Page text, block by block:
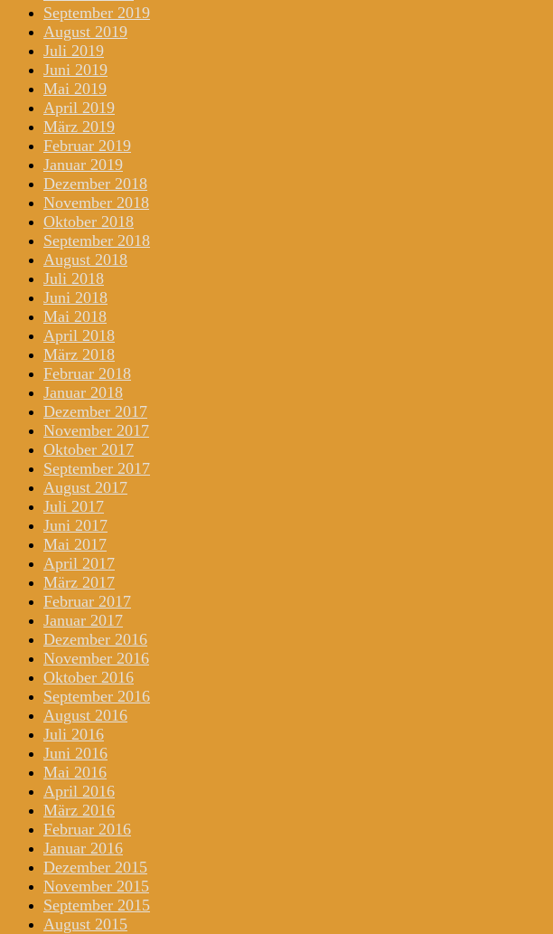
September 2019
August 2019
Juli 2019
Juni 2019
Mai 2019
April 2019
März 2019
Februar 2019
Januar 2019
Dezember 2018
November 2018
Oktober 2018
September 2018
August 2018
Juli 2018
Juni 2018
Mai 2018
April 2018
März 2018
Februar 2018
Januar 2018
Dezember 2017
November 2017
Oktober 2017
September 2017
August 2017
Juli 2017
Juni 2017
Mai 2017
April 2017
März 2017
Februar 2017
Januar 2017
Dezember 2016
November 2016
Oktober 2016
September 2016
August 2016
Juli 2016
Juni 2016
Mai 2016
April 2016
März 2016
Februar 2016
Januar 2016
Dezember 2015
November 2015
September 2015
August 2015